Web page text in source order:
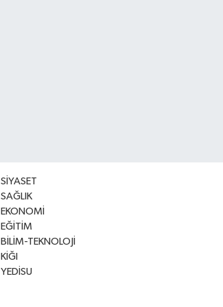
SİYASET
SAĞLIK
EKONOMİ
EĞİTİM
BİLİM-TEKNOLOJİ
KİĞI
YEDİSU